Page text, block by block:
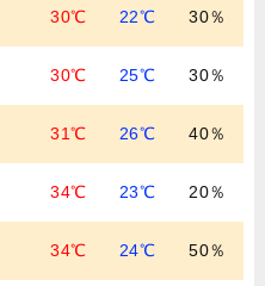
30℃ 22℃ 30％
30℃ 25℃ 30％
31℃ 26℃ 40％
34℃ 23℃ 20％
34℃ 24℃ 50％